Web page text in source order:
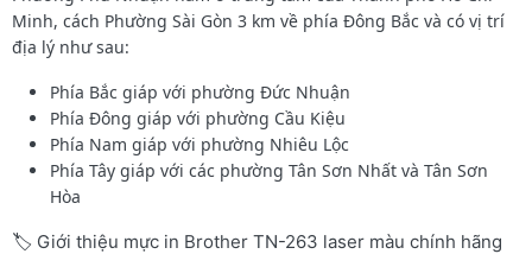
Minh, cách Phường Sài Gòn 3 km về phía Đông Bắc và có vị trí
địa lý như sau:
Phía Bắc giáp với phường Đức Nhuận
Phía Đông giáp với phường Cầu Kiệu
Phía Nam giáp với phường Nhiêu Lộc
Phía Tây giáp với các phường Tân Sơn Nhất và Tân Sơn
Hòa
🏷️ Giới thiệu mực in Brother TN-263 laser màu chính hãng